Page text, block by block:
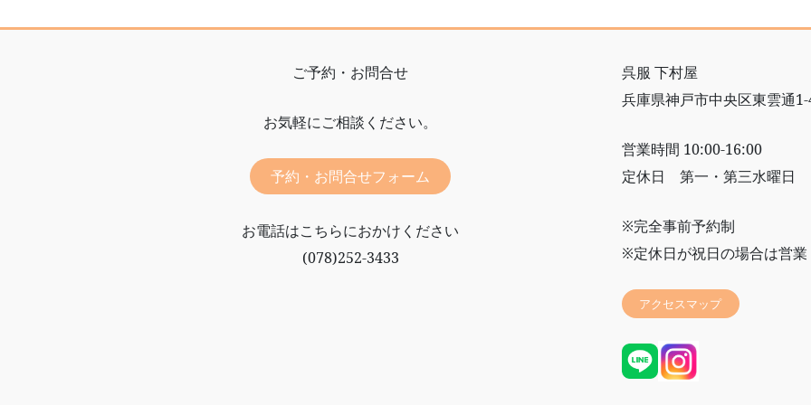
ご予約・お問合せ
お気軽にご相談ください。
予約・お問合せフォーム
お電話はこちらにおかけください
(078)252-3433
呉服 下村屋
兵庫県神戸市中央区東雲通
営業時間 10:00-16:00
定休日 第一・第三水曜日
※完全事前予約制
※定休日が祝日の場合は営業
アクセスマップ